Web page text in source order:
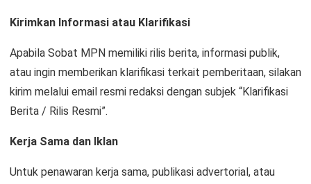
Kirimkan Informasi atau Klarifikasi
Apabila Sobat MPN memiliki rilis berita, informasi publik,
atau ingin memberikan klarifikasi terkait pemberitaan, silakan
kirim melalui email resmi redaksi dengan subjek “Klarifikasi
Berita / Rilis Resmi”.
Kerja Sama dan Iklan
Untuk penawaran kerja sama, publikasi advertorial, atau